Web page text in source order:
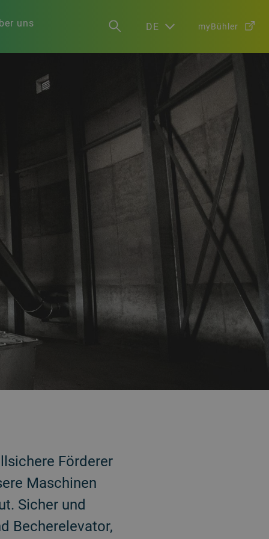
uns DE myBühler
Förderer
Maschinen
Sicher und
Becherelevator,